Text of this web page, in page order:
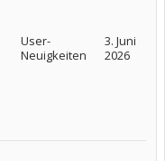
User-
Neuigkeiten
3. Juni
2026